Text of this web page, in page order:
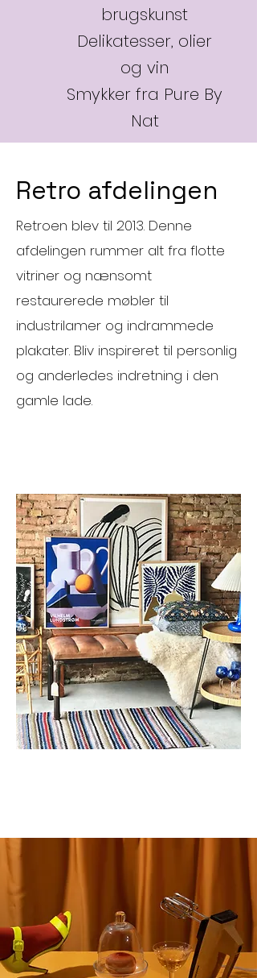
brugskunst
Delikatesser, olier
og vin
Smykker fra Pure By
Nat
Retro afdelingen
Retroen blev til 2013. Denne
afdelingen rummer alt fra flotte
vitriner og nænsomt
restaurerede møbler til
industrilamer og indrammede
plakater. Bliv inspireret til personlig
og anderledes indretning i den
gamle lade.